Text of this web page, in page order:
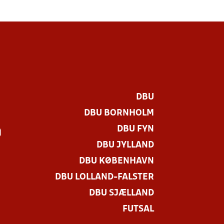
DBU
DBU BORNHOLM
DBU FYN
DBU JYLLAND
DBU KØBENHAVN
DBU LOLLAND-FALSTER
DBU SJÆLLAND
FUTSAL